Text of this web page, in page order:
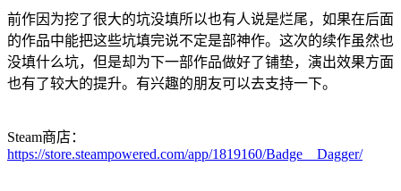
前作因为挖了很大的坑没填所以也有人说是烂尾，如果在后面
的作品中能把这些坑填完说不定是部神作。这次的续作虽然也
没填什么坑，但是却为下一部作品做好了铺垫，演出效果方面
也有了较大的提升。有兴趣的朋友可以去支持一下。
Steam商店：
https://store.steampowered.com/app/1819160/Badge__Dagger/